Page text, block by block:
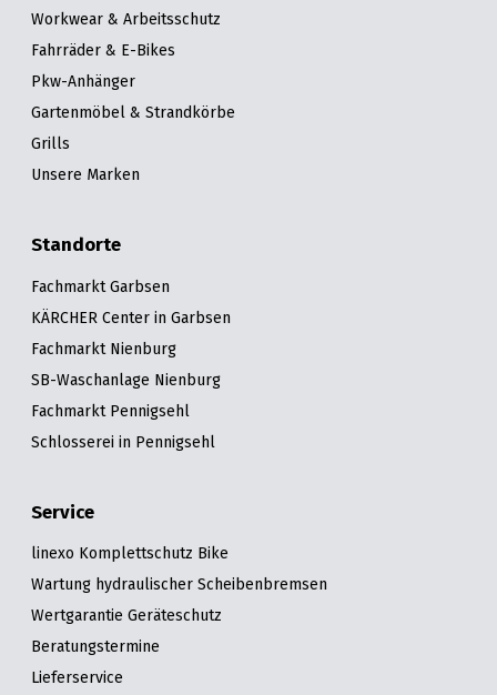
Workwear & Arbeitsschutz
Fahrräder & E-Bikes
Pkw-Anhänger
Gartenmöbel & Strandkörbe
Grills
Unsere Marken
Standorte
Fachmarkt Garbsen
KÄRCHER Center in Garbsen
Fachmarkt Nienburg
SB-Waschanlage Nienburg
Fachmarkt Pennigsehl
Schlosserei in Pennigsehl
Service
linexo Komplettschutz Bike
Wartung hydraulischer Scheibenbremsen
Wertgarantie Geräteschutz
Beratungstermine
Lieferservice